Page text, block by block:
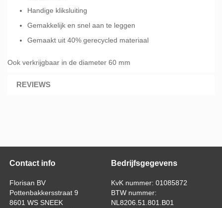
Handige kliksluiting
Gemakkelijk en snel aan te leggen
Gemaakt uit 40% gerecycled materiaal
Ook verkrijgbaar in de diameter 60 mm
REVIEWS
Contact info
Florisan BV
Pottenbakkersstraat 9
8601 WS SNEEK
Bedrijfsgegevens
KvK nummer: 01085872
BTW nummer:
NL8206.51.801.B01